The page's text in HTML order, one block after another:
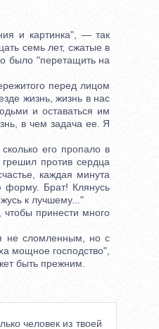
и картинка", — так
семь лет, сжатые в
было "перетащить на
перед лицом
жизнь, жизнь в нас
и оставаться им
в чем задача ее. Я
его пропало в
против сердца
каждая минута
форму. Брат! Клянусь
к лучшему..."
принести много
не сломленным, но с
мощное господство",
быть прежним.
человек из твоей